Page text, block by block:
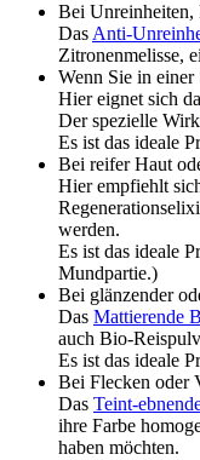
Bei Unreinheiten,
Das Anti-
Zitronenmelisse,
Wenn Sie in
Hier eignet sich
Der spezielle
Es ist das ideale
Bei reifer Haut
Hier empfiehlt
werden.
Es ist das ideale
Mundpartie.)
Bei glänzender
Das Mattierende
auch Bio-
Es ist das ideale
Bei Flecken oder
Das Teint-
ihre Farbe
haben möchten.